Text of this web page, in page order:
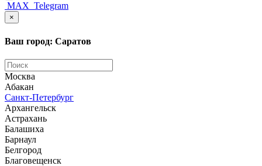
MAX Telegram
×
Ваш город: Саратов
Москва
Абакан
Санкт-Петербург
Архангельск
Астрахань
Балашиха
Барнаул
Белгород
Благовещенск